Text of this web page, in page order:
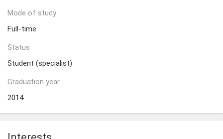
Mode of study
Full-time
Status
Student (specialist)
Graduation year
2014